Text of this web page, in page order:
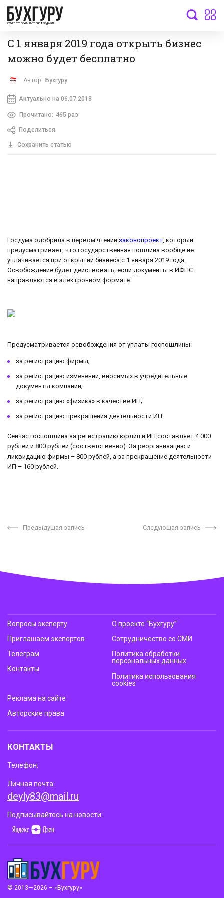
бухгалтерский интернет-журнал
С 1 января 2019 года открыть бизнес
можно будет бесплатно
Автор: Бухгуру
Актуально на 06.07.2018
Прочитано: 465 раз
Поделиться
Сохранить статью
Госдума одобрила в первом чтении законопроект, который
предусматривает, что государственная пошлина вообще не
уплачивается при открытии бизнеса с 1 января 2019 года.
Освобождение будет действовать, если документы в ИФНС
направляются в электронном формате.
Предусматривается освобождения от уплаты госпошлины:
за регистрацию фирмы;
за регистрацию изменений, вносимых в учредительные
документы компании;
за регистрацию «физика» в качестве ИП;
за регистрацию прекращения деятельности ИП.
Сейчас госпошлина за регистрацию юрлиц и ИП составляет 4 000
рублей и 800 рублей (соответственно). За реорганизацию и
ликвидацию фирмы – 800 рублей, а за прекращение деятельности
ИП – 160 рублей.
Предыдущая запись Следующая запись
© 2013—2026 – «Бухгуру»
Вопросы эксперту
Приглашаем экспертов
Телеграм
Контакты
О проекте “Бухгуру”
Сотрудничество со СМИ
Политика обработки
персональных данных
Политика использования
cookies
Реклама на сайте
Авторские права
КОНТАКТЫ
Телефон:
Личная почта:
deyly83@mail.ru
Подписывайтесь на новости: